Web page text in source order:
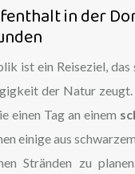
in der
ist ein Reiseziel,
der Natur
einen Tag an einem
einige aus
Stränden zu